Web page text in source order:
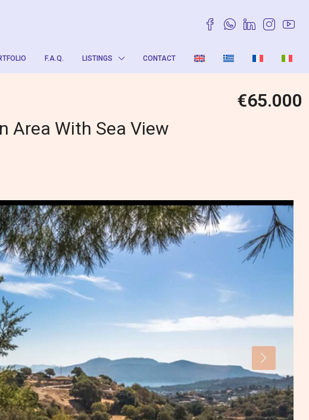
F.A.Q. LISTINGS CONTACT
€65.000
Area With Sea View